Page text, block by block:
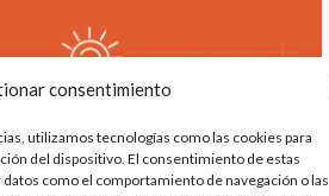
consentimiento
utilizamos tecnologías como las cookies para
del dispositivo. El consentimiento de estas
como el comportamiento de navegación o las